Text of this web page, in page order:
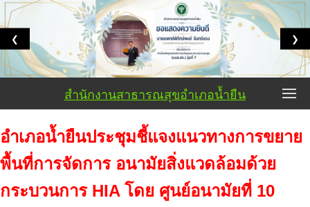
❮ ❯
สำนักงานสาธารณสุขอำเภอน้ำยืน
อำเภอน้ำยืนประชุมชี้แจงแนวทางการขยาย
พื้นที่การจัดการ อนามัยสิ่งแวดล้อมด้วย
กระบวนการ HIA โดย ศูนย์อนามัยที่ 10